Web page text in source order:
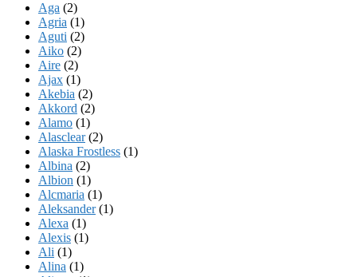
Aga (2)
Agria (1)
Aguti (2)
Aiko (2)
Aire (2)
Ajax (1)
Akebia (2)
Akkord (2)
Alamo (1)
Alasclear(2)
Alaska Frostless (1)
Albina (2)
Albion (1)
Alcmaria (1)
Aleksander(1)
Alexa (1)
Alexis (1)
Ali (1)
Alina (1)